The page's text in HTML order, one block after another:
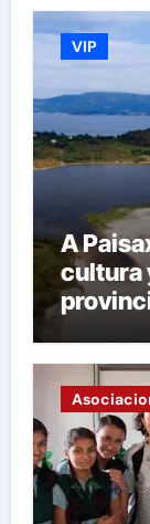
VIP
A
cultura